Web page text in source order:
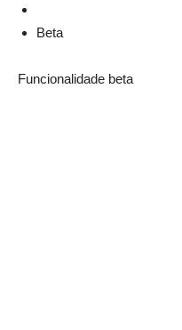
Beta
Funcionalidade beta